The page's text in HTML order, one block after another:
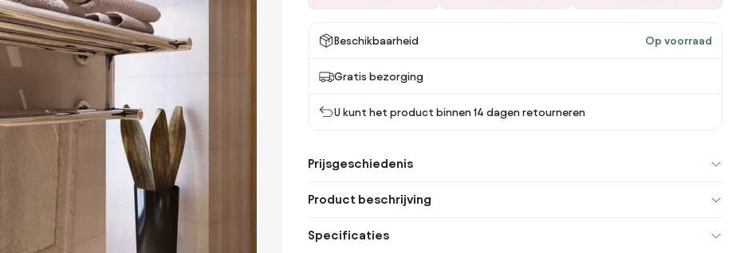
Beschikbaarheid Op voorraad
Gratis bezorging
U kunt het product binnen 14 dagen retourneren
Prijsgeschiedenis
Product beschrijving
Specificaties